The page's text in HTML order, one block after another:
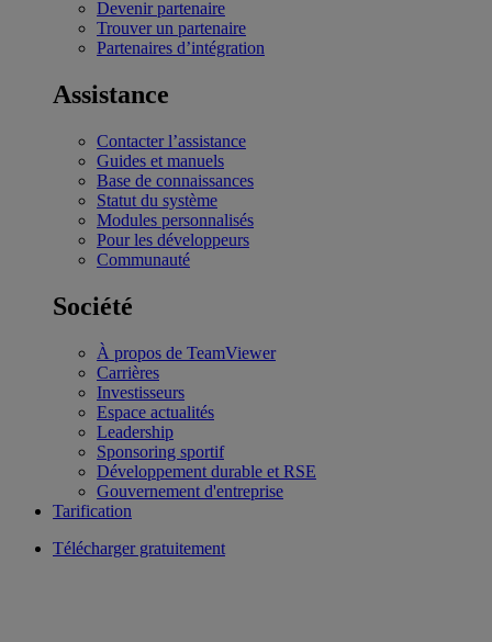
Devenir partenaire
Trouver un partenaire
Partenaires d’intégration
Assistance
Contacter l’assistance
Guides et manuels
Base de connaissances
Statut du système
Modules personnalisés
Pour les développeurs
Communauté
Société
À propos de TeamViewer
Carrières
Investisseurs
Espace actualités
Leadership
Sponsoring sportif
Développement durable et RSE
Gouvernement d'entreprise
Tarification
Télécharger gratuitement